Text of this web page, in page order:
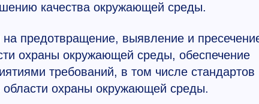
качества окружающей среды.
на предотвращение, выявление и
охраны окружающей среды, обеспечение
требований, в том числе стандартов
охраны окружающей среды.